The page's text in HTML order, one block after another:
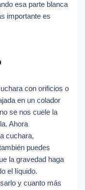
esa parte blanca
importante es
con orificios o
en un colador
se nos cuele la
Ahora
cuchara,
puedes
la gravedad haga
el líquido.
y cuanto más